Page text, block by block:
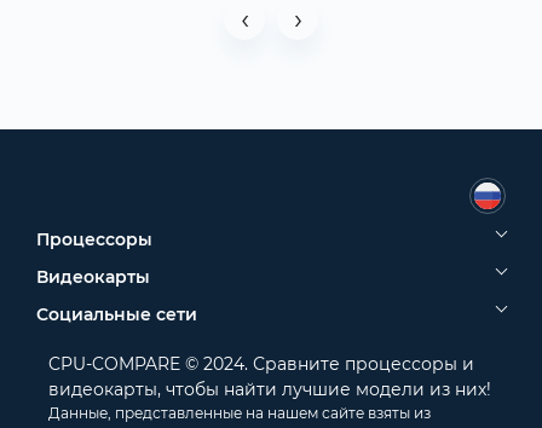
‹ ›
Процессоры
Видеокарты
Социальные сети
CPU-COMPARE © 2024. Сравните процессоры и
видеокарты, чтобы найти лучшие модели из них!
Данные, представленные на нашем сайте взяты из